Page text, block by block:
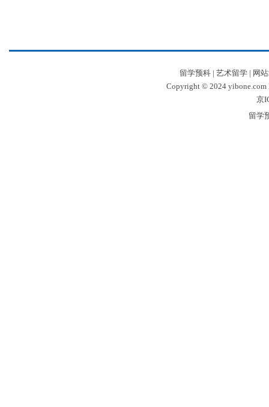
留学预科| 艺术留学| 网
Copyright © 2024 yibone.com
京
留学